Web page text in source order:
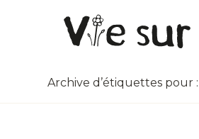
Archive d’étiquettes pour